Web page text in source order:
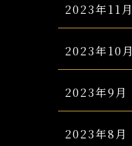
2023年11月
2023年10月
2023年9月
2023年8月